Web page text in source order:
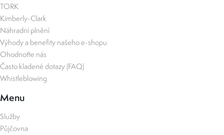
TORK
Kimberly-Clark
Náhradní plnění
Výhody a benefity našeho e-shopu
Ohodnoťte nás
Často kladené dotazy (FAQ)
Whistleblowing
Menu
Služby
Půjčovna